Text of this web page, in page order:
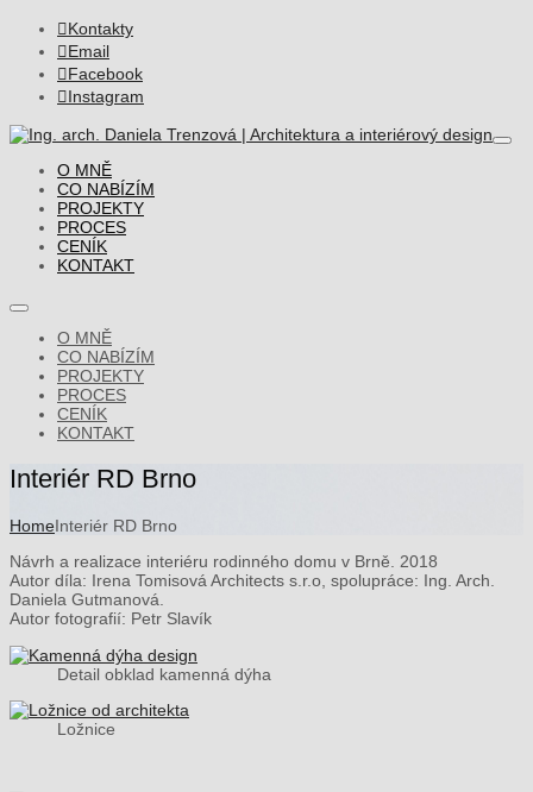
Kontakty
Email
Facebook
Instagram
O MNĚ
CO NABÍZÍM
PROJEKTY
PROCES
CENÍK
KONTAKT
O MNĚ
CO NABÍZÍM
PROJEKTY
PROCES
CENÍK
KONTAKT
Interiér RD Brno
HomeInteriér RD Brno
Návrh a realizace interiéru rodinného domu v Brně. 2018
Autor díla: Irena Tomisová Architects s.r.o, spolupráce: Ing. Arch.
Daniela Gutmanová.
Autor fotografií: Petr Slavík
Detail obklad kamenná dýha
Ložnice